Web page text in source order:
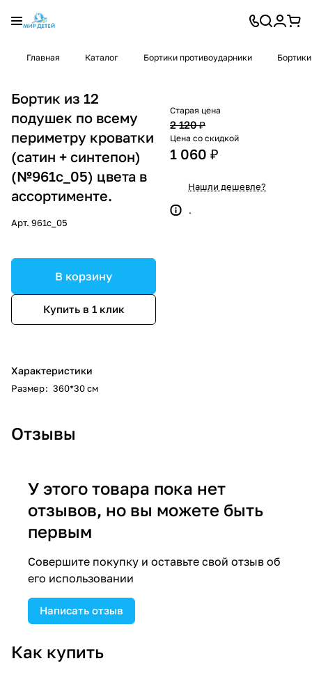
Главная Каталог Бортики противоударники
Бортик из 12
подушек по всему
периметру кроватки
(сатин + синтепон)
(№961с_05) цвета в
ассортименте.
Арт. 961с_05
В корзину
Купить в 1 клик
Характеристики
Размер: 360*30 см
Старая цена
2 120 ₽
Цена со скидкой
1 060 ₽
Нашли дешевле?
.
Отзывы
У этого товара пока нет
отзывов, но вы можете быть
первым
Совершите покупку и оставьте свой отзыв об
его использовании
Написать отзыв
Как купить